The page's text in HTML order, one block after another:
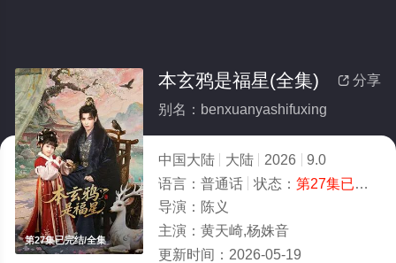
第27集已完结/全集
 分享
本玄鸦是福星(全集)
别名：benxuanyashifuxing
中国大陆 大陆 2026
9.0
语言： 普通话 状态： 第27集已完结
导演： 陈义
主演： 黄天崎,杨姝音
更新时间： 2026-05-19